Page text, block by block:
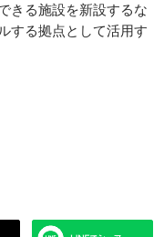
きる施設を新設するな
する拠点として活用す